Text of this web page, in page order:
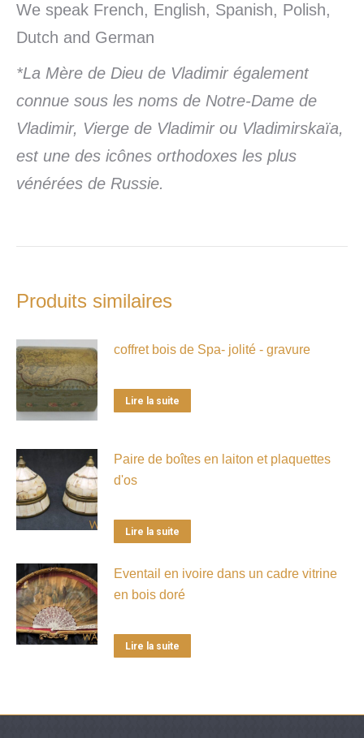
We speak French, English, Spanish, Polish,
Dutch and German
*La Mère de Dieu de Vladimir également
connue sous les noms de Notre-Dame de
Vladimir, Vierge de Vladimir ou Vladimirskaïa,
est une des icônes orthodoxes les plus
vénérées de Russie.
Produits similaires
coffret bois de Spa- jolité - gravure
Lire la suite
Paire de boîtes en laiton et plaquettes
d'os
Lire la suite
Eventail en ivoire dans un cadre vitrine
en bois doré
Lire la suite